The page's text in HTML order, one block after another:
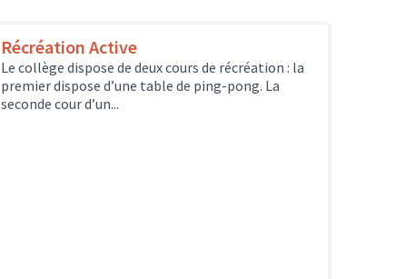
Récréation Active
Le collège dispose de deux cours de récréation : la
premier dispose d’une table de ping-pong. La
seconde cour d’un...